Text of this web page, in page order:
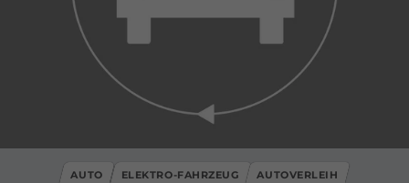
AUTO ELEKTRO-FAHRZEUG AUTOVERLEIH